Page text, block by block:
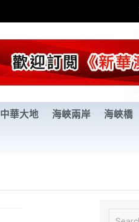
中華大地 海峽兩岸 海峽橋